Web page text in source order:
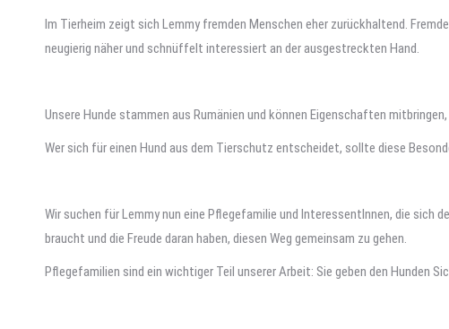
Im Tierheim zeigt sich Lemmy fremden Menschen eher zurückhaltend.
neugierig näher und schnüffelt interessiert an der ausgestreckten Hand.
Unsere Hunde stammen aus Rumänien und können Eigenschaften
Wer sich für einen Hund aus dem Tierschutz entscheidet, sollte diese
Wir suchen für Lemmy nun eine Pflegefamilie und InteressentInnen, die
braucht und die Freude daran haben, diesen Weg gemeinsam zu gehen.
Pflegefamilien sind ein wichtiger Teil unserer Arbeit: Sie geben den Hunden